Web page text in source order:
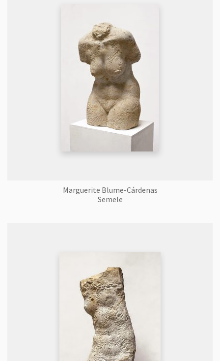
Marguerite Blume-Cárdenas
Semele